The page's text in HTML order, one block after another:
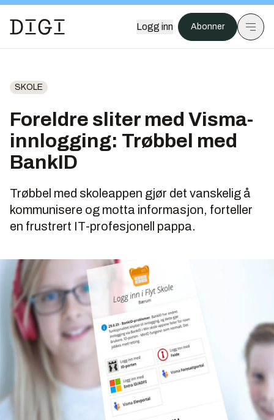
Logg inn Abonner
SKOLE
Foreldre sliter med Visma-
innlogging: Trøbbel med
BankID
Trøbbel med skoleappen gjør det vanskelig å
kommunisere og motta informasjon, forteller
en frustrert IT-profesjonell pappa.